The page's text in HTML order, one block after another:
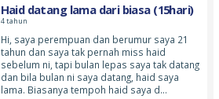
Haid datang lama dari biasa (15hari)
4 tahun
Hi, saya perempuan dan berumur saya 21
tahun dan saya tak pernah miss haid
sebelum ni, tapi bulan lepas saya tak datang
dan bila bulan ni saya datang, haid saya
lama. Biasanya tempoh haid saya d…